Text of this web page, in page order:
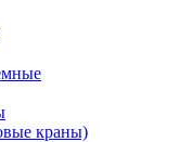
краны)